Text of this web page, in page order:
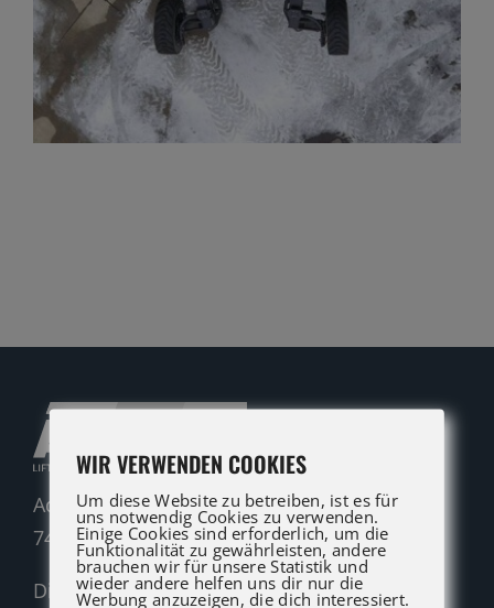
Ersatzteil Anfrage
Beratung
Adolf-Heim-Straße 14
74321 Bietigheim-Bissingen
Die ATG LIFT Profis für Verkauf und Service
WIR VERWENDEN COOKIES
Um diese Website zu betreiben, ist es für
uns notwendig Cookies zu verwenden.
Einige Cookies sind erforderlich, um die
Funktionalität zu gewährleisten, andere
brauchen wir für unsere Statistik und
wieder andere helfen uns dir nur die
Werbung anzuzeigen, die dich interessiert.